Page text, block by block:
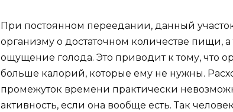
При постоянном переедании, данный
организму о достаточном количестве пищи,
ощущение голода. Это приводит к тому, что
больше калорий, которые ему не нужны.
промежуток времени практически
активность, если она вообще есть. Так